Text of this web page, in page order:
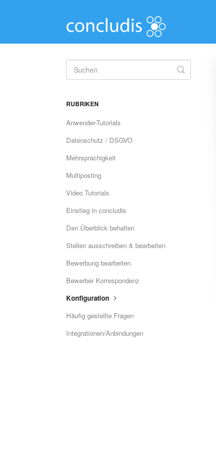
Toggle
Search
RUBRIKEN
Anwender-Tutorials
Datenschutz / DSGVO
Mehrsprachigkeit
Multiposting
Video Tutorials
Einstieg in concludis
Den Überblick behalten
Stellen ausschreiben & bearbeiten
Bewerbung bearbeiten
Bewerber Korrespondenz
Konfiguration
Häufig gestellte Fragen
Integrationen/Anbindungen